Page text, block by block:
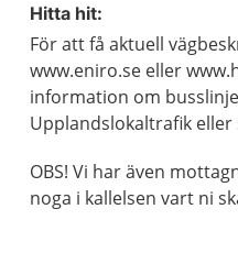
Hitta hit:
För att få aktuell
www.eniro.se eller
information om
Upplandslokaltrafik eller
OBS! Vi har även
noga i kallelsen vart ni